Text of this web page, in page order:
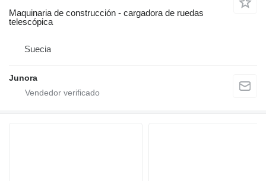
Maquinaria de construcción - cargadora de ruedas
telescópica
Suecia
Junora